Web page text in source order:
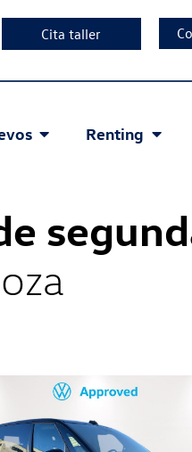
Cita taller
Renting